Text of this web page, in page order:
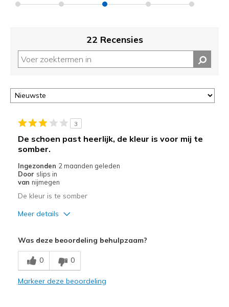
22 Recensies
3
De schoen past heerlijk, de kleur is voor mij te
somber.
Ingezonden 2 maanden geleden
Door slips in
van nijmegen
De kleur is te somber
Meer details
Breedte
Maat
Lijkt goed van maat
Was deze beoordeling behulpzaam?
0 0
Markeer deze beoordeling